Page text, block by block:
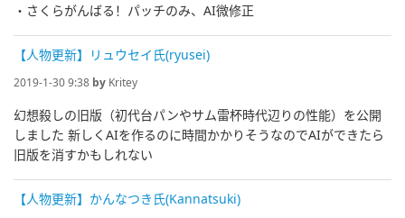
・さくらがんばる！パッチのみ、AI微修正
【人物更新】リュウセイ氏(ryusei)
2019-1-30 9:38 by Kritey
幻想殺しの旧版（初代台パンやサム雷杯時代辺りの性能）を公開
しました 新しくAIを作るのに時間かかりそうなのでAIができたら
旧版を消すかもしれない
【人物更新】かんなつき氏(Kannatsuki)